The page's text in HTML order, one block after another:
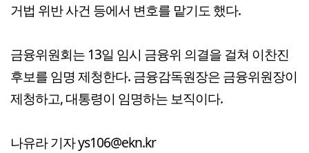
거법 위반 사건 등에서 변호를 맡기도 했다.
금융위원회는 13일 임시 금융위 의결을 걸쳐 이찬진
후보를 임명 제청한다. 금융감독원장은 금융위원장이
제청하고, 대통령이 임명하는 보직이다.
나유라 기자 ys106@ekn.kr